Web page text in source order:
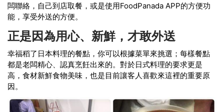
闆聯絡，自己到店取餐，或是使用FoodPanada APP的方便功
能，享受外送的方便。
正是因為用心、新鮮，才敢外送
幸福稻了日本料理的餐點，你可以根據菜單來挑選；每樣餐點
都是老闆精心、認真烹飪出來的。對於日式料理的要求更是
高，食材新鮮食物美味，也是目前讓客人喜歡來這裡的重要原
因。